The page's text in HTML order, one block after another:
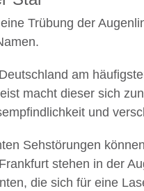
Trübung der
am
macht dieser sich
und
Sehstörungen
stehen in der
die sich für eine